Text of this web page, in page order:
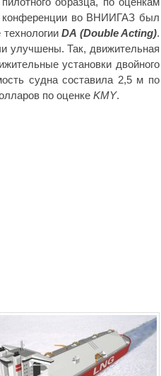
образца, по оценкам
во ВНИИГАЗ был
технологииDA (Double Acting).
улучшены. Так, движительная
установки двойного
судна составила 2,5 м по
по оценке KMY.